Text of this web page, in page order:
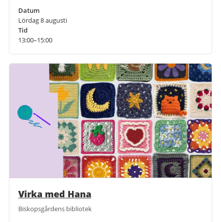
Datum
Lördag 8 augusti
Tid
13:00–15:00
Virka med Hana
Biskopsgårdens bibliotek